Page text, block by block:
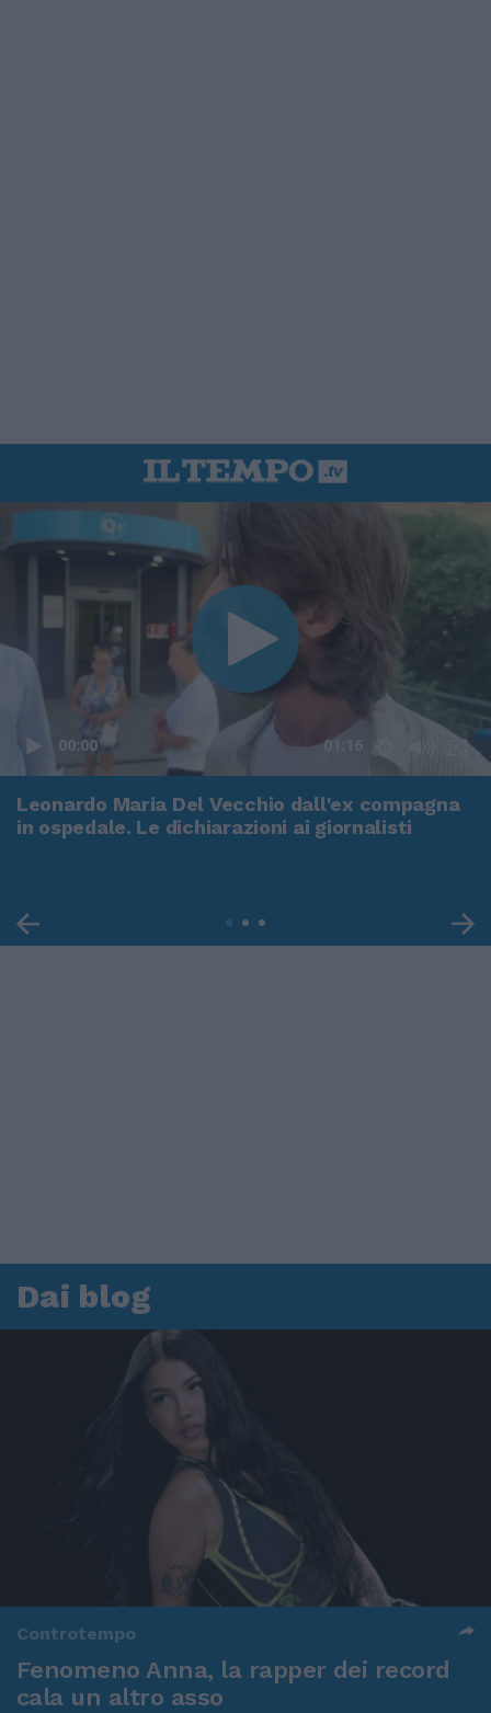
00:00 01:16
Leonardo Maria Del Vecchio dall'ex compagna
in ospedale. Le dichiarazioni ai giornalisti
Dai blog
Controtempo
Fenomeno Anna, la rapper dei record
cala un altro asso